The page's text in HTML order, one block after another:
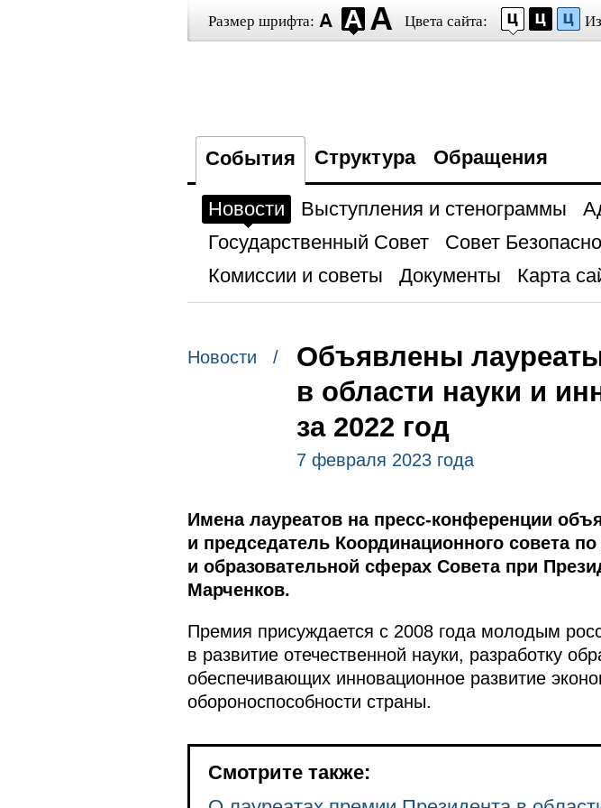
Размер шрифта: Цвета сайта:
События Структура Обращения
Новости Выступления и стенограммы
Государственный Совет
Совет
Комиссии и советы
Документы Карта
Новости /
Объявлены
в области науки и
за 2022 год
7 февраля 2023 года
Имена лауреатов на пресс-конференции
и председатель Координационного совета
и образовательной сферах Совета при
Марченков.
Премия присуждается с 2008 года молодым
в развитие отечественной науки, разработку
обеспечивающих инновационное развитие
обороноспособности страны.
Смотрите также: